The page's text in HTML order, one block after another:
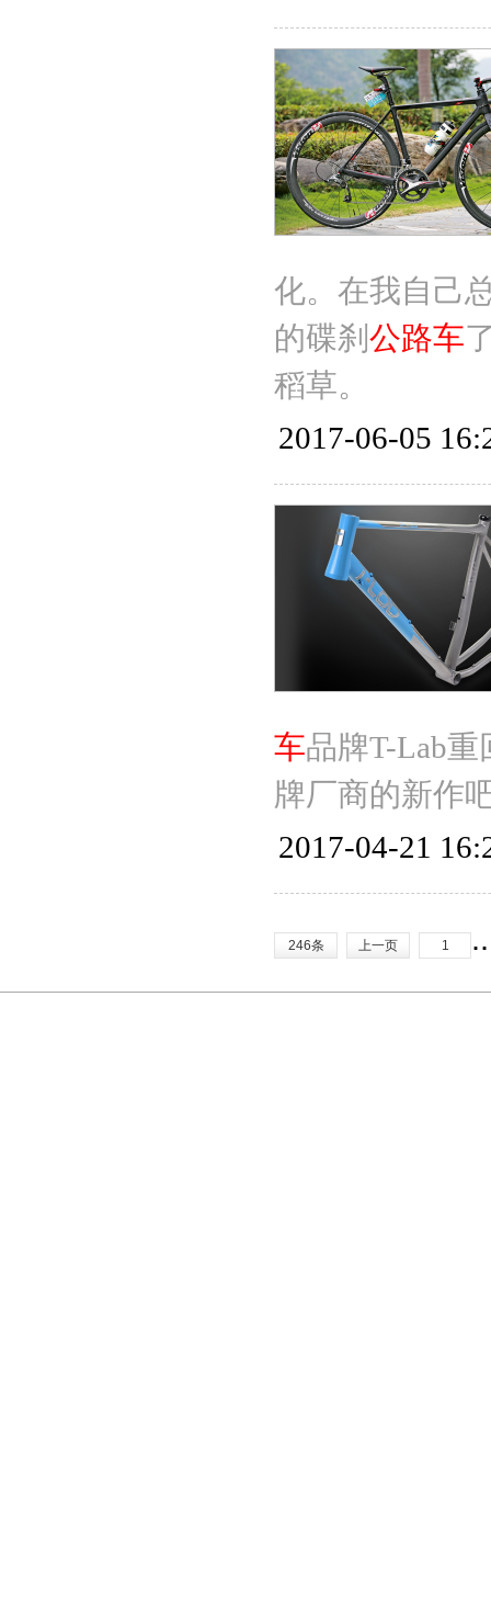
化。在我自己
的碟刹 公路车
稻草。
2017-06-05
车品牌T-Lab
牌厂商的新作
2017-04-21
246条 上一页 1